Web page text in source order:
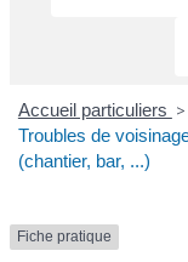
Accueil particuliers >
Troubles de
(chantier, bar, ...)
Fiche pratique